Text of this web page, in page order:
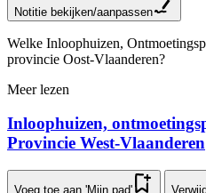
Notitie bekijken/aanpassen
Welke Inloophuizen,
provincie Oost-Vlaanderen?
Meer lezen
In­loop­hui­zen,
Provincie West-Vlaanderen
Voeg toe aan 'Mijn pad'